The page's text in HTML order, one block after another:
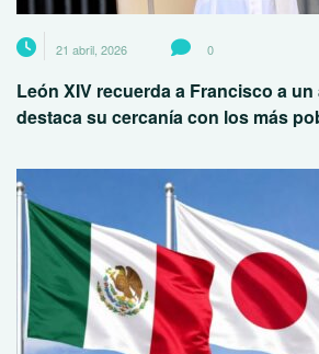
21 abril, 2026 0
León XIV recuerda a Francisco a
destaca su cercanía con los más